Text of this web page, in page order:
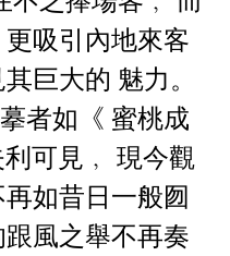
吸引內地來客
巨大的 魅力。
者如《 蜜桃成
可見﹐ 現今觀
如昔日一般囫
風之舉不再奏